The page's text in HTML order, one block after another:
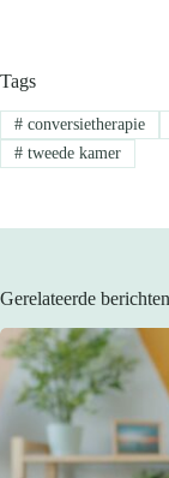
Tags
#conversietherapie
#tweede kamer
Gerelateerde berichten